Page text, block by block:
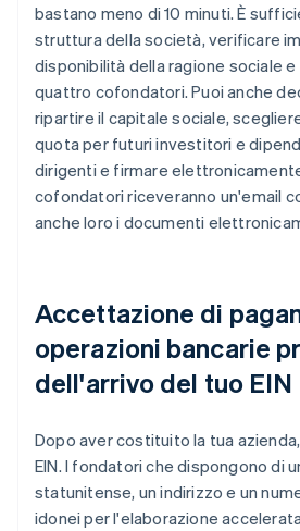
bastano meno di 10 minuti. È
struttura della società, verificare
disponibilità della ragione sociale
quattro cofondatori. Puoi anche
ripartire il capitale sociale,
quota per futuri investitori e
dirigenti e firmare
cofondatori riceveranno un'email
anche loro i documenti
Accettazione di
operazioni bancarie
dell'arrivo del tuo EIN
Dopo aver costituito la tua
EIN. I fondatori che dispongono di
statunitense, un indirizzo e un
idonei per l'elaborazione